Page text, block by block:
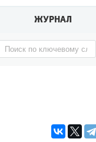
ЖУРНАЛ